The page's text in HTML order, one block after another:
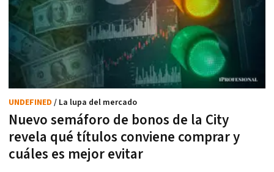
Nuevo semáforo de bonos de la City
revela qué títulos conviene comprar y
cuáles es mejor evitar
UNDEFINED / La lupa del mercado